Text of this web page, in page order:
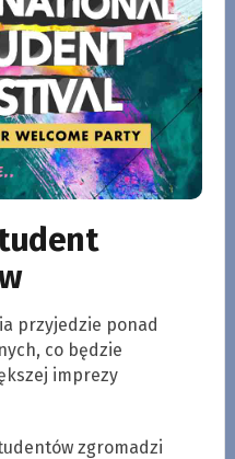
przyjedzie ponad
co będzie
imprezy
zgromadzi